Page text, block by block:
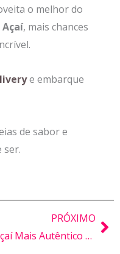
o melhor do
, mais chances
e embarque
de sabor e
ser.
PRÓXIMO
O Açaí Mais Autêntico do Brasil: Natural, Artesanal e 100% Maria!